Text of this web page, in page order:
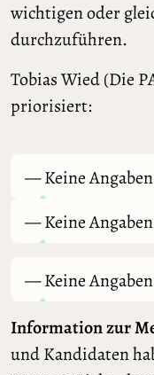
wichtigen oder
durchzuführen.
Tobias Wied (Die
priorisiert:
— Keine
— Keine
— Keine
Information zur
und Kandidaten